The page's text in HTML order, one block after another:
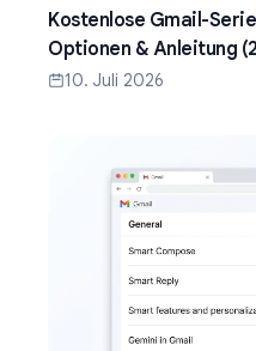
Kostenlose Gmail-
Optionen & Anleitung
10. Juli 2026